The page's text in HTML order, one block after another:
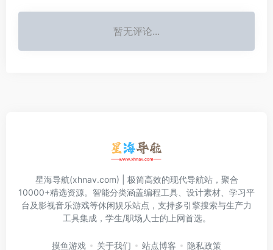
暂无评论...
星海导航(xhnav.com) | 极简高效的现代导航站，聚合
10000+精选资源。智能分类涵盖编程工具、设计素材、学习平
台及影视音乐游戏等休闲娱乐站点，支持多引擎搜索与生产力
工具集成，学生/职场人士的上网首选。
摸鱼游戏 关于我们 站点博客 隐私政策